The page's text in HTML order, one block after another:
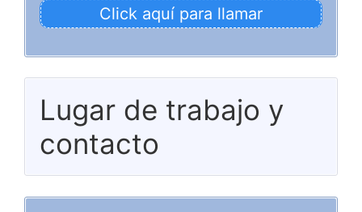
Click aquí para llamar
Lugar de trabajo y
contacto